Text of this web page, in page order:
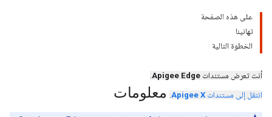
على هذه الصفحة
تهانينا
الخطوة التالية
أنت تعرض مستندات Apigee Edge
.
انتقل إلى مستندات Apigee X
. معلومات